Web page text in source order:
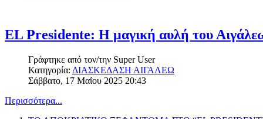
EL Presidente: Η μαγική αυλή του
Γράφτηκε από τον/την Super User
Κατηγορία: ΔΙΑΣΚΕΔΑΣΗ ΑΙΓΑΛΕΩ
Σάββατο, 17 Μαΐου 2025 20:43
Περισσότερα...